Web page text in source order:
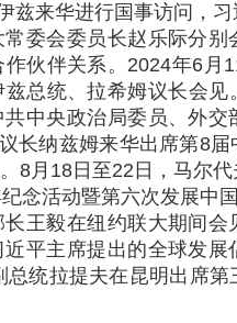
兹来华进行国事访问，
委会委员长赵乐际分
伙伴关系。2024年6月
总统、拉希姆议长会见
中央政治局委员、外交
长纳兹姆来华出席第8
8月18日至22日，马尔
念活动暨第六次发展中
王毅在纽约联大期间
平主席提出的全球发展
总统拉提夫在昆明出席